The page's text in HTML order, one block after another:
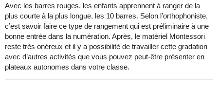
Avec les barres rouges, les enfants apprennent à ranger de la
plus courte à la plus longue, les 10 barres. Selon l’orthophoniste,
c’est savoir faire ce type de rangement qui est préliminaire à une
bonne entrée dans la numération. Après, le matériel Montessori
reste très onéreux et il y a possibilité de travailler cette gradation
avec d’autres activités que vous pouvez peut-être présenter en
plateaux autonomes dans votre classe.